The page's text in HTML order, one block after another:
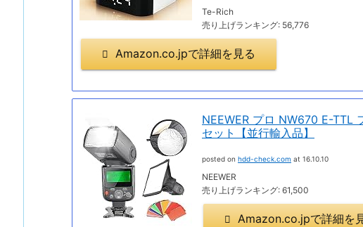
Te-Rich
売り上げランキング: 56,776
Amazon.co.jpで詳細を見る
NEEWER プロ NW670 E-TTL
セット【並行輸入品】
posted on hdd-check.com at 16.10.10
NEEWER
売り上げランキング: 61,500
Amazon.co.jpで詳細を